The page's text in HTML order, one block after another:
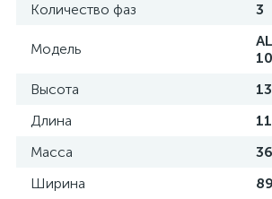
Количество фаз
3
Модель
10
Высота
Длина
Масса
Ширина